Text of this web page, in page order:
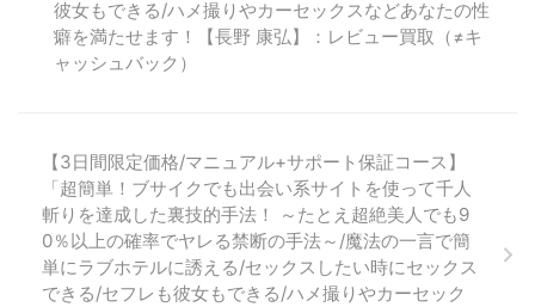
彼女もできる/ハメ撮りやカーセックスなどあなたの性
癖を満たせます！【長野 康弘】：レビュー買取（≠キ
ャッシュバック）
【3日間限定価格/マニュアル+サポート保証コース】
「超簡単！ブサイクでも出会い系サイトを使って千人
斬りを達成した裏技的手法！ ～たとえ超絶美人でも9
0％以上の確率でヤレる禁断の手法～/魔法の一言で簡
単にラブホテルに誘える/セックスしたい時にセックス
できる/セフレも彼女もできる/ハメ撮りやカーセック